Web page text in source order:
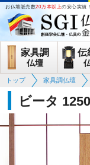
お仏壇販売数20万本以上の安心実績！
家具調
仏壇
伝
トップ 家具調仏壇
ビータ